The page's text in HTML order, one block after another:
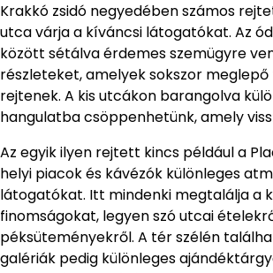
Krakkó zsidó negyedében számos
utca várja a kíváncsi látogatókat. Az
között sétálva érdemes szemügyre
részleteket, amelyek sokszor
rejtenek. A kis utcákon barangolva
hangulatba csöppenhetünk, amely
Az egyik ilyen rejtett kincs például a
helyi piacok és kávézók különleges
látogatókat. Itt mindenki megtalálja a
finomságokat, legyen szó utcai
péksüteményekről. A tér szélén
galériák pedig különleges